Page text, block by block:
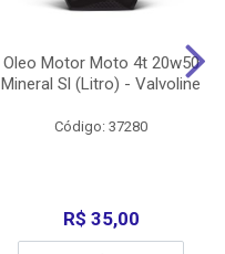
Oleo Motor Moto 4t 20w50
Mineral Sl (Litro) - Valvoline
Código: 37280
R$ 35,00